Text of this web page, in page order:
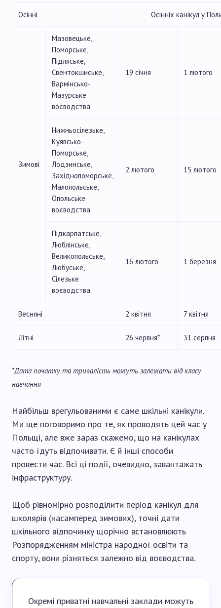
Осінні Осінніх канікул у
Зимові
Мазовецьке,
Поморське,
Підляське,
Свентокшиське,
Вармінсько-
Мазурське
воєводства
19 січня 1 лютого
Нижньосілезьке,
Куявсько-
Поморське,
Лодзинське,
Західнопоморське,
Малопольське,
Опольське
воєводства
2 лютого 15 лютого
Підкарпатське,
Люблінське,
Великопольське,
Любуське,
Сілезьке
воєводства
16 лютого 1 березня
Весняні 2 квітня 7 квітня
Літні 26 червня* 31 серпня
*Дата початку та тривалість можуть залежати від класу
навчання
Найбільш врегульованими є саме шкільні канікули.
Ми ще поговоримо про те, як проводять цей час у
Польщі, але вже зараз скажемо, що на канікулах
часто їдуть відпочивати. Є й інші способи
провести час. Всі ці події, очевидно, завантажать
інфраструктуру.
Щоб рівномірно розподілити період канікул для
школярів (насамперед зимових), точні дати
шкільного відпочинку щорічно встановлюють
Розпорядженням міністра народної освіти та
спорту, вони різняться залежно від воєводства.
Окремі приватні навчальні заклади можуть